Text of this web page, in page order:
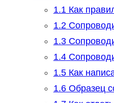
1.1Как
1.2
1.3
1.4
1.5Как
1.6Образец